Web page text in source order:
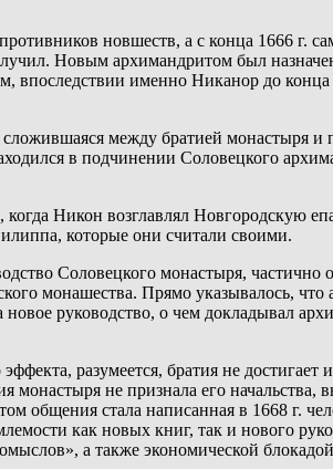
новшеств, а с конца 1666 г.
Новым архимандритом был
именно Никанор до конца
между братией монастыря
в подчинении Соловецкого
Никон возглавлял Новгородскую
которые они считали своими.
Соловецкого монастыря,
монашества. Прямо указывалось,
руководство, о чем докладывал
разумеется, братия не
не признала его
общения стала написанная в 1668 г.
как новых книг, так и нового
а также экономической